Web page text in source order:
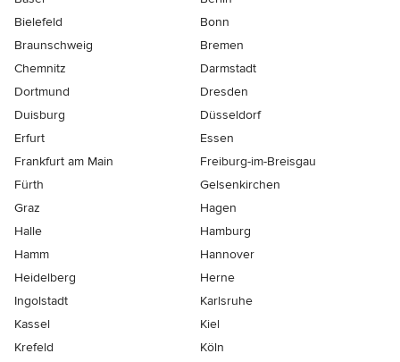
Bielefeld
Bonn
Braunschweig
Bremen
Chemnitz
Darmstadt
Dortmund
Dresden
Duisburg
Düsseldorf
Erfurt
Essen
Frankfurt am Main
Freiburg-im-Breisgau
Fürth
Gelsenkirchen
Graz
Hagen
Halle
Hamburg
Hamm
Hannover
Heidelberg
Herne
Ingolstadt
Karlsruhe
Kassel
Kiel
Krefeld
Köln